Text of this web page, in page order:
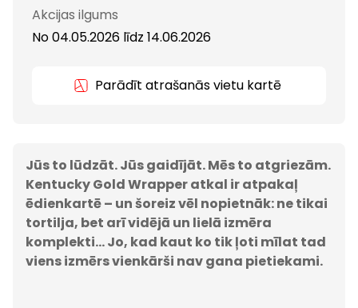
Akcijas ilgums
No 04.05.2026 līdz 14.06.2026
Parādīt atrašanās vietu kartē
Jūs to lūdzāt. Jūs gaidījāt. Mēs to atgriezām.
Kentucky Gold Wrapper atkal ir atpakaļ
ēdienkartē – un šoreiz vēl nopietnāk: ne tikai
tortilja, bet arī vidējā un lielā izmēra
komplekti… Jo, kad kaut ko tik ļoti mīlat tad
viens izmērs vienkārši nav gana pietiekami.